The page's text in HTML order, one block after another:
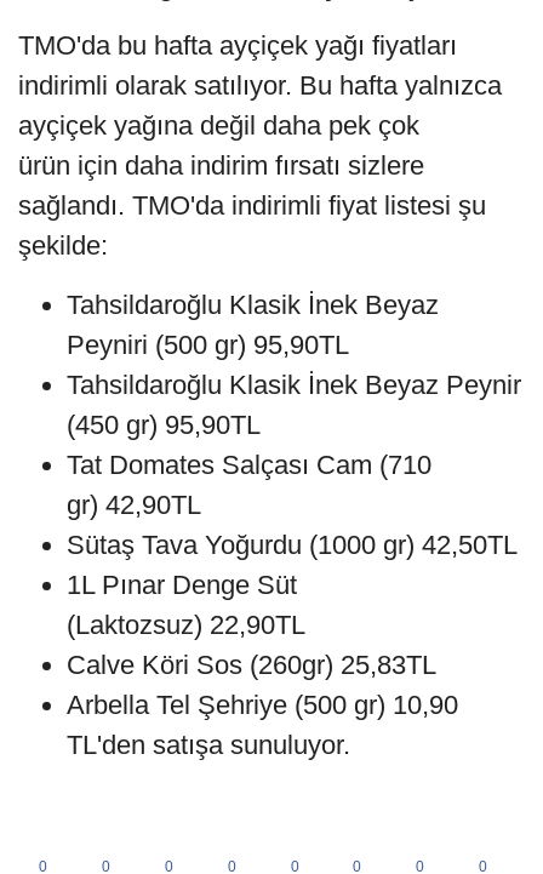
TMO'da bu hafta ayçiçek yağı fiyatları
indirimli olarak satılıyor. Bu hafta yalnızca
ayçiçek yağına değil daha pek çok
ürün için daha indirim fırsatı sizlere
sağlandı. TMO'da indirimli fiyat listesi şu
şekilde:
Tahsildaroğlu Klasik İnek Beyaz
Peyniri (500 gr) 95,90TL
Tahsildaroğlu Klasik İnek Beyaz Peynir
(450 gr) 95,90TL
Tat Domates Salçası Cam (710
gr) 42,90TL
Sütaş Tava Yoğurdu (1000 gr) 42,50TL
1L Pınar Denge Süt
(Laktozsuz) 22,90TL
Calve Köri Sos (260gr) 25,83TL
Arbella Tel Şehriye (500 gr) 10,90
TL'den satışa sunuluyor.